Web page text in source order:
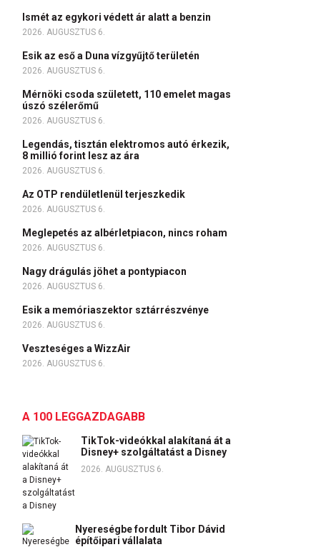
Ismét az egykori védett ár alatt a benzin
2026. AUGUSZTUS 6.
Esik az eső a Duna vízgyűjtő területén
2026. AUGUSZTUS 6.
Mérnöki csoda született, 110 emelet magas
úszó szélerőmű
2026. AUGUSZTUS 6.
Legendás, tisztán elektromos autó érkezik,
8 millió forint lesz az ára
2026. AUGUSZTUS 6.
Az OTP rendületlenül terjeszkedik
2026. AUGUSZTUS 6.
Meglepetés az albérletpiacon, nincs roham
2026. AUGUSZTUS 6.
Nagy drágulás jöhet a pontypiacon
2026. AUGUSZTUS 6.
Esik a memóriaszektor sztárrészvénye
2026. AUGUSZTUS 6.
Veszteséges a WizzAir
2026. AUGUSZTUS 6.
A 100 LEGGAZDAGABB
TikTok-videókkal alakítaná át a
Disney+ szolgáltatást a Disney
2026. AUGUSZTUS 6.
Nyereségbe fordult Tibor Dávid
építőipari vállalata